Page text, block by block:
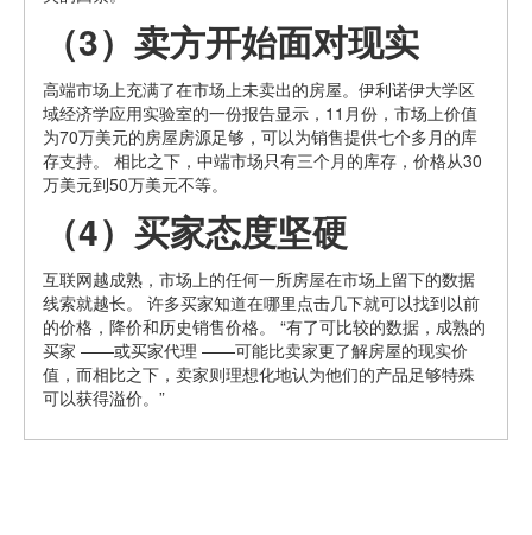
（3）卖方开始面对现实
高端市场上充满了在市场上未卖出的房屋。伊利诺伊大学区
域经济学应用实验室的一份报告显示，11月份，市场上价值
为70万美元的房屋房源足够，可以为销售提供七个多月的库
存支持。 相比之下，中端市场只有三个月的库存，价格从30
万美元到50万美元不等。
（4）买家态度坚硬
互联网越成熟，市场上的任何一所房屋在市场上留下的数据
线索就越长。 许多买家知道在哪里点击几下就可以找到以前
的价格，降价和历史销售价格。 “有了可比较的数据，成熟的
买家 ——或买家代理 ——可能比卖家更了解房屋的现实价
值，而相比之下，卖家则理想化地认为他们的产品足够特殊
可以获得溢价。”